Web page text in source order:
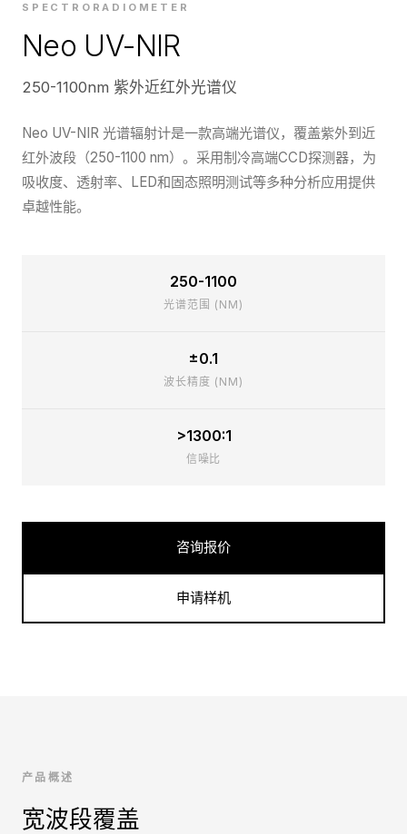
SPECTRORADIOMETER
Neo UV-NIR
250-1100nm 紫外近红外光谱仪
Neo UV-NIR 光谱辐射计是一款高端光谱仪，覆盖紫外到近
红外波段（250-1100 nm）。采用制冷高端CCD探测器，为
吸收度、透射率、LED和固态照明测试等多种分析应用提供
卓越性能。
250-1100
光谱范围 (NM)
±0.1
波长精度 (NM)
>1300:1
信噪比
咨询报价
申请样机
产品概述
宽波段覆盖